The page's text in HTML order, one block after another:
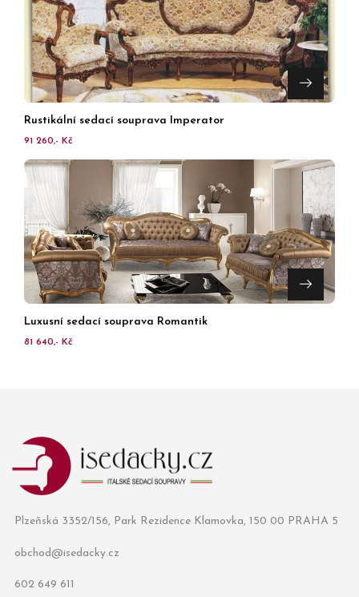
Rustikální sedací souprava Imperator
91 260,- Kč
Luxusní sedací souprava Romantik
81 640,- Kč
Plzeňská 3352/156, Park Rezidence Klamovka, 150 00 PRAHA 5
obchod@isedacky.cz
602 649 611